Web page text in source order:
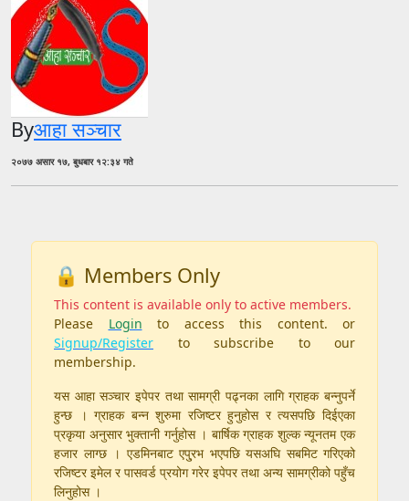
Byआहा सञ्चार
२०७७ असार १७, बुधबार १२:३४ गते
🔒 Members Only
This content is available only to active members.
Please Login to access this content. or
Signup/Register to subscribe to our
membership.
यस आहा सञ्चार इपेपर तथा सामग्री पढ्नका लागि ग्राहक बन्नुपर्ने
हुन्छ । ग्राहक बन्न शुरुमा रजिष्टर हुनुहोस र त्यसपछि दिईएका
प्रकृया अनुसार भुक्तानी गर्नुहोस । बार्षिक ग्राहक शुल्क न्यूनतम एक
हजार लाग्छ । एडमिनबाट एपु्रभ भएपछि यसअघि सबमिट गरिएको
रजिष्टर इमेल र पासवर्ड प्रयोग गरेर इपेपर तथा अन्य सामग्रीको पहुँच
लिनुहोस ।